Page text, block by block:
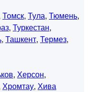
Томск, Тула, Тюмень,
, Туркестан,
, Ташкент, Термез,
, Херсон,
Хромтау, Хива